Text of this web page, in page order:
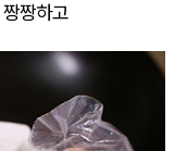
짱하고